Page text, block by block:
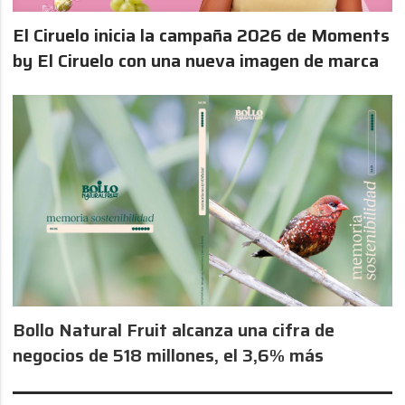
El Ciruelo inicia la campaña 2026 de Moments
by El Ciruelo con una nueva imagen de marca
Bollo Natural Fruit alcanza una cifra de
negocios de 518 millones, el 3,6% más